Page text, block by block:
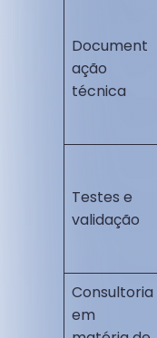
Document
ação
técnica
Testes e
validação
Consultoria
em